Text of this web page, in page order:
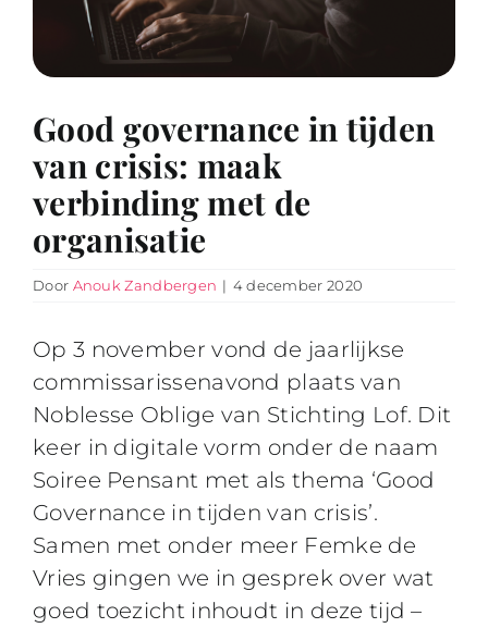
Good governance in tijden
van crisis: maak
verbinding met de
organisatie
Door Anouk Zandbergen | 4 december 2020
Op 3 november vond de jaarlijkse
commissarissenavond plaats van
Noblesse Oblige van Stichting Lof. Dit
keer in digitale vorm onder de naam
Soiree Pensant met als thema ‘Good
Governance in tijden van crisis’.
Samen met onder meer Femke de
Vries gingen we in gesprek over wat
goed toezicht inhoudt in deze tijd –